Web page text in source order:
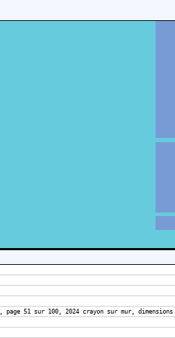
51 sur 100, 2024 crayon sur mur, dimensions